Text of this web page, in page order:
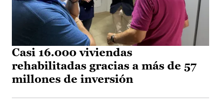
Casi 16.000 viviendas
rehabilitadas gracias a más de 57
millones de inversión